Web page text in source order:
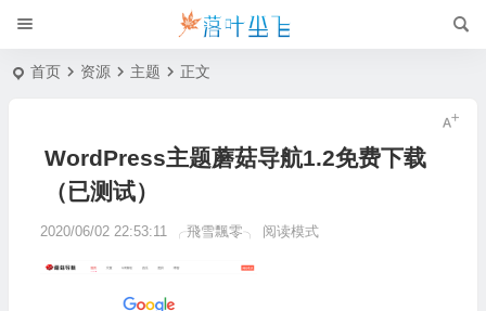
首页 资源 主题 正文
WordPress主题蘑菇导航1.2免费下载
（已测试）
2020/06/02 22:53:11 ╭飛雪飄零╮ 阅读模式